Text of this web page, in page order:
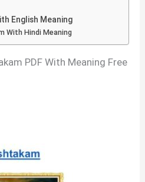
English Meaning
With Hindi Meaning
PDF With Meaning Free